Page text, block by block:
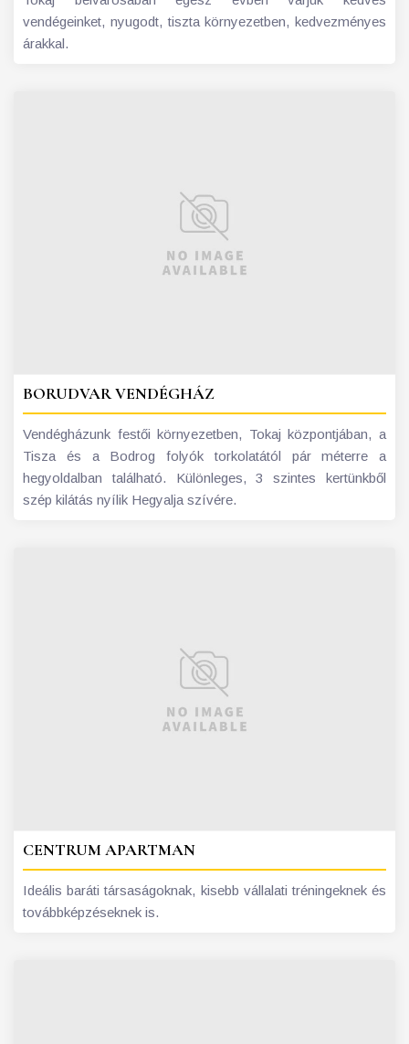
vendégeinket, nyugodt, tiszta környezetben, kedvezményes
árakkal.
BORUDVAR VENDÉGHÁZ
Vendégházunk festői környezetben, Tokaj központjában, a
Tisza és a Bodrog folyók torkolatától pár méterre a
hegyoldalban található. Különleges, 3 szintes kertünkből
szép kilátás nyílik Hegyalja szívére.
CENTRUM APARTMAN
Ideális baráti társaságoknak, kisebb vállalati tréningeknek és
továbbképzéseknek is.